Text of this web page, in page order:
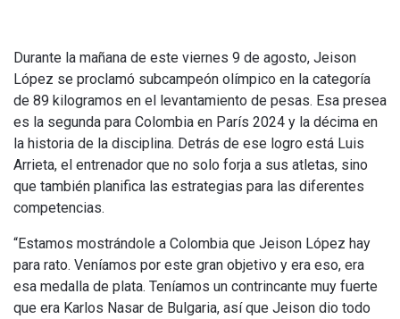
Durante la mañana de este viernes 9 de agosto, Jeison
López se proclamó subcampeón olímpico en la categoría
de 89 kilogramos en el levantamiento de pesas. Esa presea
es la segunda para Colombia en París 2024 y la décima en
la historia de la disciplina. Detrás de ese logro está Luis
Arrieta, el entrenador que no solo forja a sus atletas, sino
que también planifica las estrategias para las diferentes
competencias.
“Estamos mostrándole a Colombia que Jeison López hay
para rato. Veníamos por este gran objetivo y era eso, era
esa medalla de plata. Teníamos un contrincante muy fuerte
que era Karlos Nasar de Bulgaria, así que Jeison dio todo